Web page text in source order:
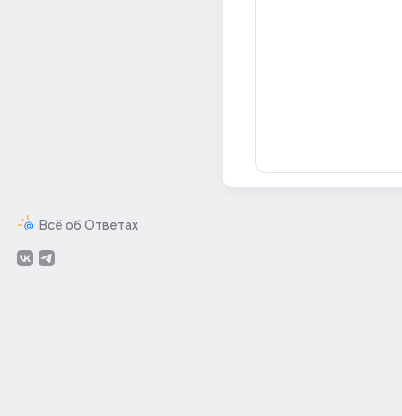
Всё об Ответах